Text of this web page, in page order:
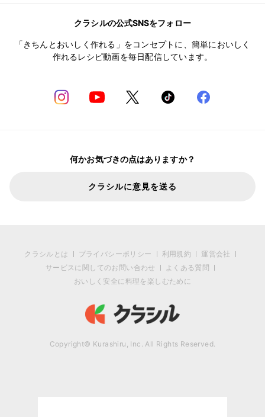
クラシルの公式SNSをフォロー
「きちんとおいしく作れる」をコンセプトに、簡単においしく
作れるレシピ動画を毎日配信しています。
何かお気づきの点はありますか？
クラシルに意見を送る
クラシルとは プライバシーポリシー 利用規約
運営会社
サービスに関してのお問い合わせ
よくある質問
おいしく安全に料理を楽しむために
Copyright© Kurashiru, Inc. All Rights Reserved.